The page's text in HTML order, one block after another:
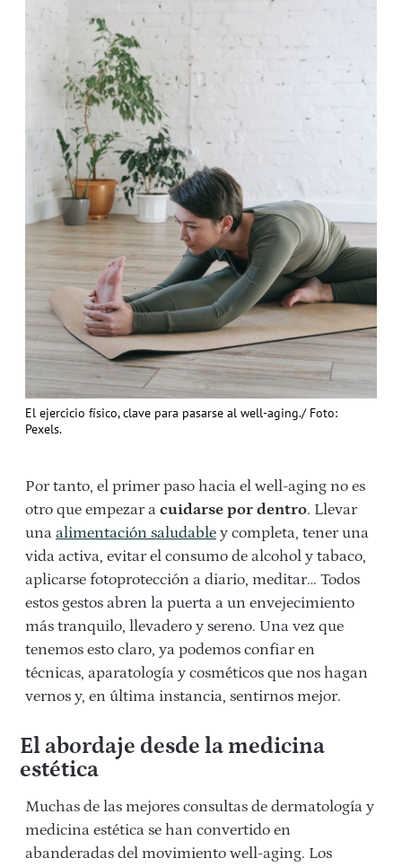
El ejercicio físico, clave para pasarse al well-aging./ Foto:
Pexels.
Por tanto, el primer paso hacia el well-aging no es
otro que empezar a cuidarse por dentro. Llevar
una alimentación saludable y completa, tener una
vida activa, evitar el consumo de alcohol y tabaco,
aplicarse fotoprotección a diario, meditar… Todos
estos gestos abren la puerta a un envejecimiento
más tranquilo, llevadero y sereno. Una vez que
tenemos esto claro, ya podemos confiar en
técnicas, aparatología y cosméticos que nos hagan
vernos y, en última instancia, sentirnos mejor.
El abordaje desde la medicina
estética
Muchas de las mejores consultas de dermatología y
medicina estética se han convertido en
abanderadas del movimiento well-aging. Los